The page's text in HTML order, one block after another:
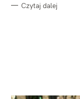
Czytaj dalej